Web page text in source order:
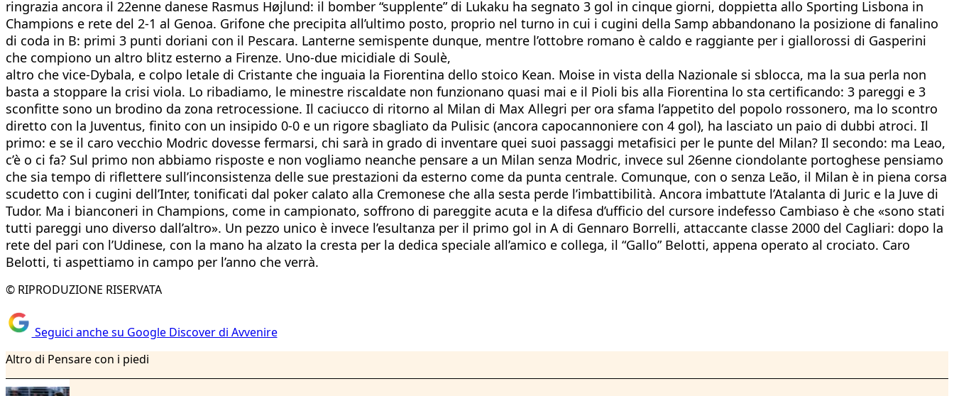
ringrazia ancora il 22enne danese Rasmus Højlund: il bomber “supplente” di Lukaku ha segnato 3 gol in cinque giorni, doppietta allo Sporting Lisbona in
Champions e rete del 2-1 al Genoa. Grifone che precipita all’ultimo posto, proprio nel turno in cui i cugini della Samp abbandonano la posizione di fanalino
di coda in B: primi 3 punti doriani con il Pescara. Lanterne semispente dunque, mentre l’ottobre romano è caldo e raggiante per i giallorossi di Gasperini
che compiono un altro blitz esterno a Firenze. Uno-due micidiale di Soulè,
altro che vice-Dybala, e colpo letale di Cristante che inguaia la Fiorentina dello stoico Kean. Moise in vista della Nazionale si sblocca, ma la sua perla non
basta a stoppare la crisi viola. Lo ribadiamo, le minestre riscaldate non funzionano quasi mai e il Pioli bis alla Fiorentina lo sta certificando: 3 pareggi e 3
sconfitte sono un brodino da zona retrocessione. Il caciucco di ritorno al Milan di Max Allegri per ora sfama l’appetito del popolo rossonero, ma lo scontro
diretto con la Juventus, finito con un insipido 0-0 e un rigore sbagliato da Pulisic (ancora capocannoniere con 4 gol), ha lasciato un paio di dubbi atroci. Il
primo: e se il caro vecchio Modric dovesse fermarsi, chi sarà in grado di inventare quei suoi passaggi metafisici per le punte del Milan? Il secondo: ma Leao,
c’è o ci fa? Sul primo non abbiamo risposte e non vogliamo neanche pensare a un Milan senza Modric, invece sul 26enne ciondolante portoghese pensiamo
che sia tempo di riflettere sull’inconsistenza delle sue prestazioni da esterno come da punta centrale. Comunque, con o senza Leão, il Milan è in piena corsa
scudetto con i cugini dell’Inter, tonificati dal poker calato alla Cremonese che alla sesta perde l’imbattibilità. Ancora imbattute l’Atalanta di Juric e la Juve di
Tudor. Ma i bianconeri in Champions, come in campionato, soffrono di pareggite acuta e la difesa d’ufficio del cursore indefesso Cambiaso è che «sono stati
tutti pareggi uno diverso dall’altro». Un pezzo unico è invece l’esultanza per il primo gol in A di Gennaro Borrelli, attaccante classe 2000 del Cagliari: dopo la
rete del pari con l’Udinese, con la mano ha alzato la cresta per la dedica speciale all’amico e collega, il “Gallo” Belotti, appena operato al crociato. Caro
Belotti, ti aspettiamo in campo per l’anno che verrà.
© RIPRODUZIONE RISERVATA
Seguici anche su Google Discover di Avvenire
Altro di Pensare con i piedi